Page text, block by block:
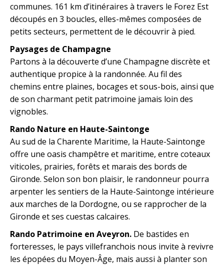
communes. 161 km d’itinéraires à travers le Forez Est
découpés en 3 boucles, elles-mêmes composées de
petits secteurs, permettent de le découvrir à pied.
Paysages de Champagne
Partons à la découverte d’une Champagne discrète et
authentique propice à la randonnée. Au fil des
chemins entre plaines, bocages et sous-bois, ainsi que
de son charmant petit patrimoine jamais loin des
vignobles.
Rando Nature en Haute-Saintonge
Au sud de la Charente Maritime, la Haute-Saintonge
offre une oasis champêtre et maritime, entre coteaux
viticoles, prairies, forêts et marais des bords de
Gironde. Selon son bon plaisir, le randonneur pourra
arpenter les sentiers de la Haute-Saintonge intérieure
aux marches de la Dordogne, ou se rapprocher de la
Gironde et ses cuestas calcaires.
Rando Patrimoine en Aveyron. De bastides en
forteresses, le pays villefranchois nous invite à revivre
les épopées du Moyen-Âge, mais aussi à planter son